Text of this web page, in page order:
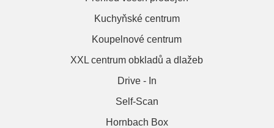
Kuchyňské centrum
Koupelnové centrum
XXL centrum obkladů a dlažeb
Drive - In
Self-Scan
Hornbach Box